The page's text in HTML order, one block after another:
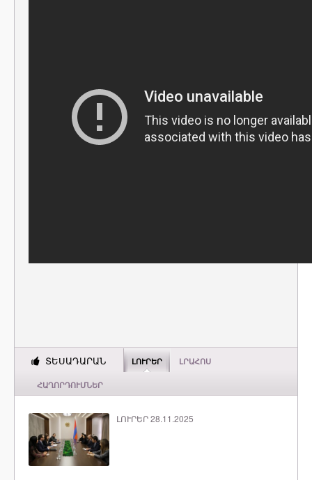
ՏԵՍԱԴԱՐԱՆ ԼՈՒՐԵՐ ԼՐԱՀՈՍ
ՀԱՂՈՐԴՈՒՄՆԵՐ
ԼՈՒՐԵՐ 28.11.2025